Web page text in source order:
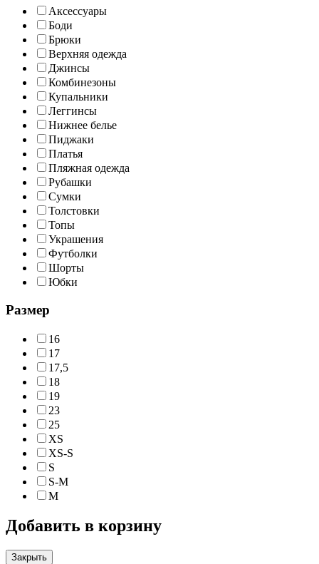
Аксессуары
Боди
Брюки
Верхняя одежда
Джинсы
Комбинезоны
Купальники
Леггинсы
Нижнее белье
Пиджаки
Платья
Пляжная одежда
Рубашки
Сумки
Толстовки
Топы
Украшения
Футболки
Шорты
Юбки
Размер
16
17
17,5
18
19
23
25
XS
XS-S
S
S-M
M
Добавить в корзину
Закрыть